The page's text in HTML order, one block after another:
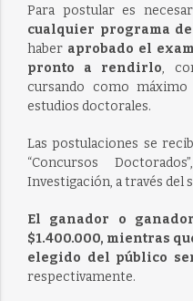
Para postular es
cualquier programa
haber aprobado el
pronto a rendirlo,
cursando como
estudios doctorales.
Las postulaciones se
“Concursos
Investigación, a través del
El ganador o
$1.400.000, mientras
elegido del público
respectivamente.